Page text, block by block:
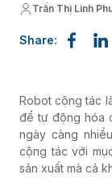
Trần Thị Linh
Share:
Robot cộng tác
để tự động hóa
ngày càng
cộng tác với
sản xuất mà cả